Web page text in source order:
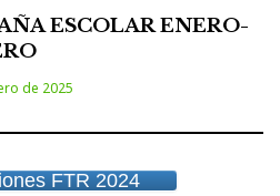
ESCOLAR ENERO-
de 2025
FTR 2024